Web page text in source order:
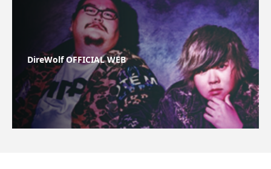
DireWolf OFFICIAL WEB